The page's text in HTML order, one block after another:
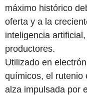
máximo histórico
oferta y a la
inteligencia
productores.
Utilizado en
químicos, el rutenio
alza impulsada por